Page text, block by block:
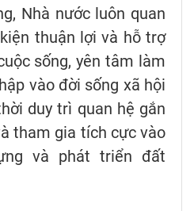
Nhà nước luôn quan
thuận lợi và hỗ trợ
sống, yên tâm làm
vào đời sống xã hội
duy trì quan hệ gắn
tham gia tích cực vào
và phát triển đất